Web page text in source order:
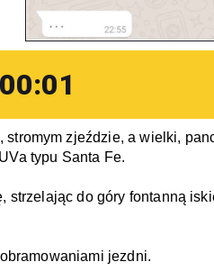
zjeździe, a wielki,
typu Santa Fe.
do góry fontanną
jezdni.